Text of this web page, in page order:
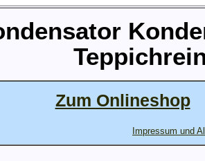
Zum Onlineshop
Impressum und